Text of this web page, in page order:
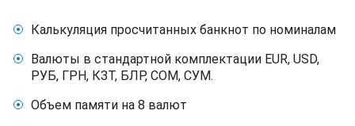
Калькуляция просчитанных банкнот по номиналам
Валюты в стандартной комплектации EUR, USD,
РУБ, ГРН, КЗТ, БЛР, СОМ, СУМ.
Объем памяти на 8 валют